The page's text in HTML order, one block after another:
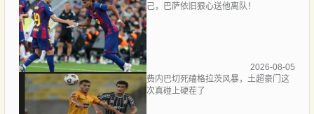
己，巴萨依旧狠心送他离队！
2026-08-05
费内巴切死磕格拉茨风暴，土超豪门这
次真碰上硬茬了